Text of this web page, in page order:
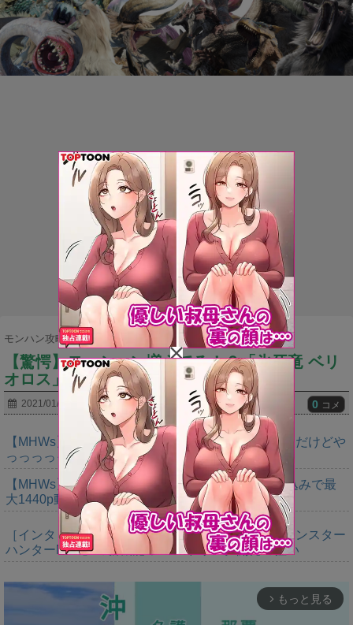
モンハン攻略まとめ隊 > モンスター
【驚愕】モーション増えてる！？「氷牙竜 ベリ
オロス」が話題にｗｗｗｗｗｗｗ
2021/01/17 0 コメ
【MHWs】ゴールドエディションの値段今知ったんだけどや
っっっっっっすwwwww
【MHWs】「Switch2版モンハンワイルズはDLSS込みで最
大1440p動作」
［インタビュー］距離を超えて，一緒に狩る。「モンスター
ハンターNow」の新機能 フレンドリンク開発の狙い
arrow_forward_ios もっと見る